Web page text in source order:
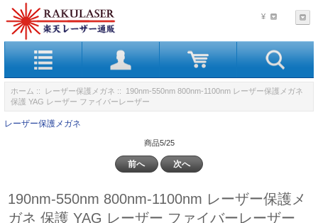
¥
ホーム :: レーザー保護メガネ :: 190nm-550nm 800nm-1100nm レーザー保護メガネ
保護 YAG レーザー ファイバーレーザー
レーザー保護メガネ
商品5/25
前へ 次へ
190nm-550nm 800nm-1100nm レーザー保護メ
ガネ 保護 YAG レーザー ファイバーレーザー